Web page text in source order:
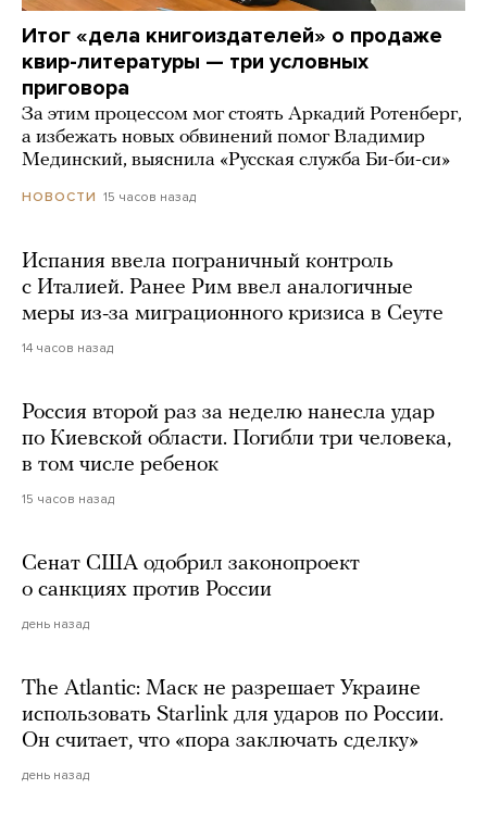
Итог «дела книгоиздателей» о продаже
квир-литературы — три условных
приговора
За этим процессом мог стоять Аркадий Ротенберг,
а избежать новых обвинений помог Владимир
Мединский, выяснила «Русская служба Би-би-си»
НОВОСТИ 15 часов назад
Испания ввела пограничный контроль
с Италией. Ранее Рим ввел аналогичные
меры из-за миграционного кризиса в Сеуте
14 часов назад
Россия второй раз за неделю нанесла удар
по Киевской области. Погибли три человека,
в том числе ребенок
15 часов назад
Сенат США одобрил законопроект
о санкциях против России
день назад
The Atlantic: Маск не разрешает Украине
использовать Starlink для ударов по России.
Он считает, что «пора заключать сделку»
день назад